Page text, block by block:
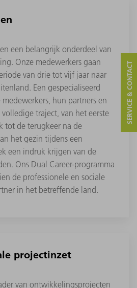
een belangrijk onderdeel van
Onze medewerkers gaan
van drie tot vijf jaar naar
Een gespecialiseerd
hun partners en
traject, van het eerste
tot de terugkeer na de
het gezin tijdens een
een indruk krijgen van de
Ons Dual Career-programma
de professionele en sociale
in het betreffende land.
projectinzet
van ontwikkelingsprojecten
SERVICE & CONTACT